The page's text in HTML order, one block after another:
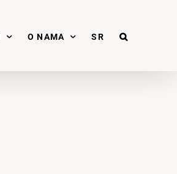
O NAMA SR